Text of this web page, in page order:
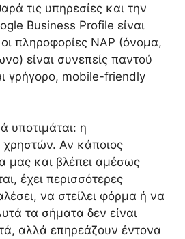
τις υπηρεσίες και την
Business Profile είναι
πληροφορίες NAP (όνομα,
είναι συνεπείς παντού
γρήγορο, mobile-friendly
υποτιμάται: η
Αν κάποιος
μας και βλέπει αμέσως
έχει περισσότερες
να στείλει φόρμα ή να
τα σήματα δεν είναι
αλλά επηρεάζουν έντονα